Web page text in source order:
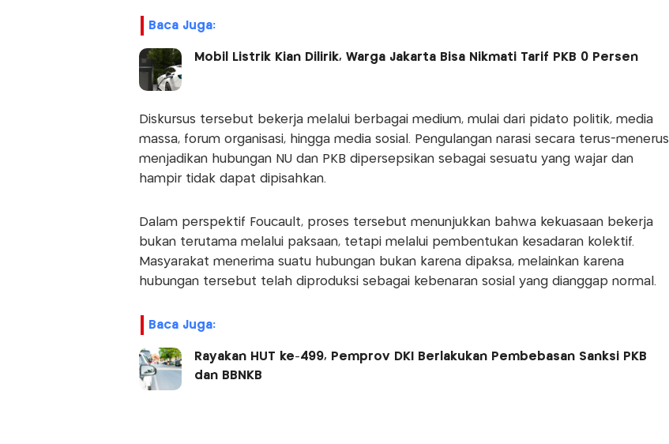
Baca Juga:
Mobil Listrik Kian Dilirik, Warga Jakarta Bisa Nikmati Tarif PKB 0 Persen
Diskursus tersebut bekerja melalui berbagai medium, mulai dari pidato politik, media
massa, forum organisasi, hingga media sosial. Pengulangan narasi secara terus-menerus
menjadikan hubungan NU dan PKB dipersepsikan sebagai sesuatu yang wajar dan
hampir tidak dapat dipisahkan.
Dalam perspektif Foucault, proses tersebut menunjukkan bahwa kekuasaan bekerja
bukan terutama melalui paksaan, tetapi melalui pembentukan kesadaran kolektif.
Masyarakat menerima suatu hubungan bukan karena dipaksa, melainkan karena
hubungan tersebut telah diproduksi sebagai kebenaran sosial yang dianggap normal.
Baca Juga:
Rayakan HUT ke-499, Pemprov DKI Berlakukan Pembebasan Sanksi PKB
dan BBNKB